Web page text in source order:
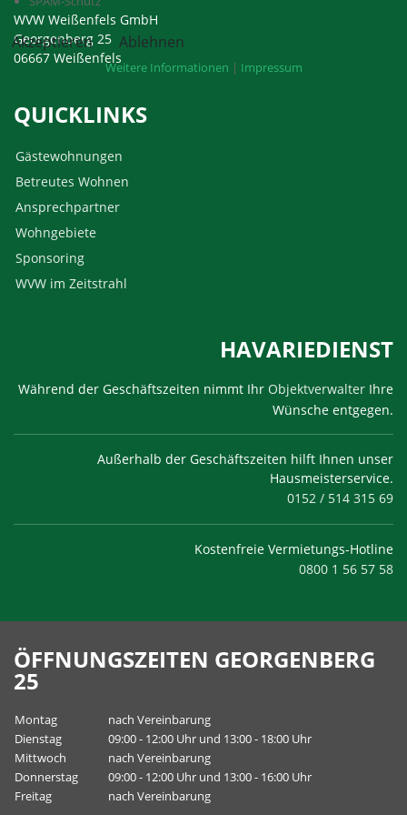
WVW Weißenfels GmbH
Georgenberg 25
06667 Weißenfels
QUICKLINKS
Gästewohnungen
Betreutes Wohnen
Ansprechpartner
Wohngebiete
Sponsoring
WVW im Zeitstrahl
HAVARIEDIENST
Während der Geschäftszeiten nimmt Ihr Objektverwalter Ihre
Wünsche entgegen.
Außerhalb der Geschäftszeiten hilft Ihnen unser
Hausmeisterservice.
0152 / 514 315 69
Kostenfreie Vermietungs-Hotline
0800 1 56 57 58
ÖFFNUNGSZEITEN GEORGENBERG
25
Montag
nach Vereinbarung
Dienstag
09:00 - 12:00 Uhr und 13:00 - 18:00 Uhr
Mittwoch
nach Vereinbarung
Donnerstag
09:00 - 12:00 Uhr und 13:00 - 16:00 Uhr
Freitag
nach Vereinbarung
Akzeptieren Ablehnen
Weitere Informationen | Impressum